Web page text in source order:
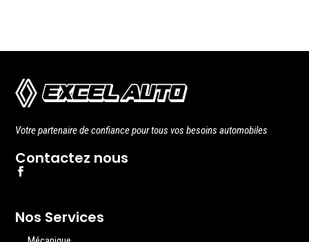
Votre partenaire de confiance pour tous vos besoins automobiles
Contactez nous
Nos Services